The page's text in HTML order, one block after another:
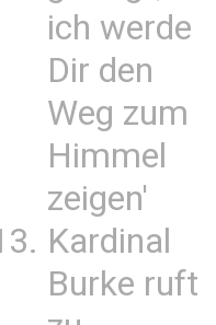
ich werde
Dir den
Weg zum
Himmel
zeigen'
Kardinal
Burke ruft